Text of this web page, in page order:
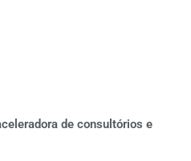
de consultórios e